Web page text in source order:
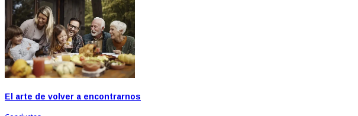
El arte de volver a encontrarnos